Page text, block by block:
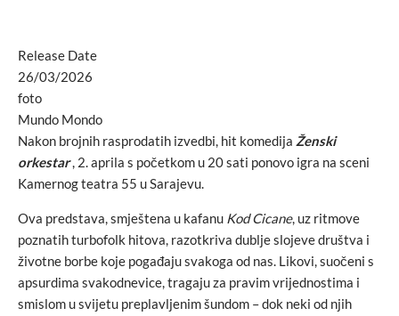
Release Date
26/03/2026
foto
Mundo Mondo
Nakon brojnih rasprodatih izvedbi, hit komedija Ženski
orkestar, 2. aprila s početkom u 20 sati ponovo igra na sceni
Kamernog teatra 55 u Sarajevu.
Ova predstava, smještena u kafanu Kod Cicane, uz ritmove
poznatih turbofolk hitova, razotkriva dublje slojeve društva i
životne borbe koje pogađaju svakoga od nas. Likovi, suočeni s
apsurdima svakodnevice, tragaju za pravim vrijednostima i
smislom u svijetu preplavljenim šundom – dok neki od njih